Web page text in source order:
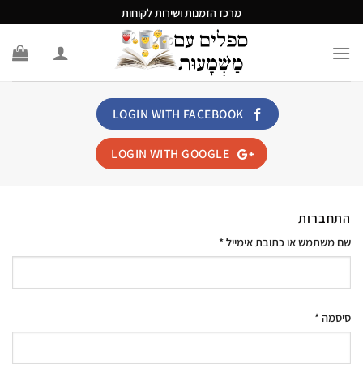
to
content
מרכז הזמנות ושירות לקוחות
LOGIN WITH FACEBOOK
LOGIN WITHGOOGLE
התחברות
שם משתמש או כתובת אימייל*
סיסמה*